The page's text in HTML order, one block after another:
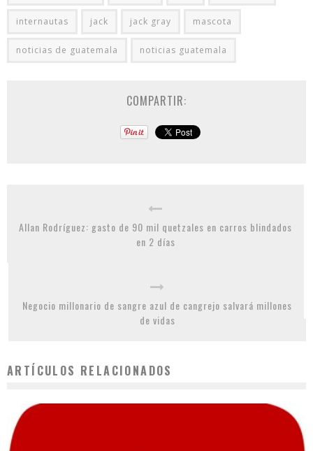
internautas jack jack gray mascota
noticias de guatemala noticias guatemala
COMPARTIR:
Allan Rodríguez: gasto de 90 mil quetzales en carros blindados
en 2 días
Negocio millonario de sangre azul de cangrejo salvará millones
de vidas
ARTÍCULOS RELACIONADOS